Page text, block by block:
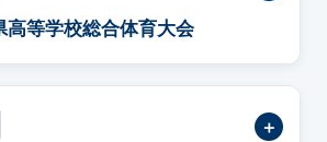
高等学校総合体育大会
＋